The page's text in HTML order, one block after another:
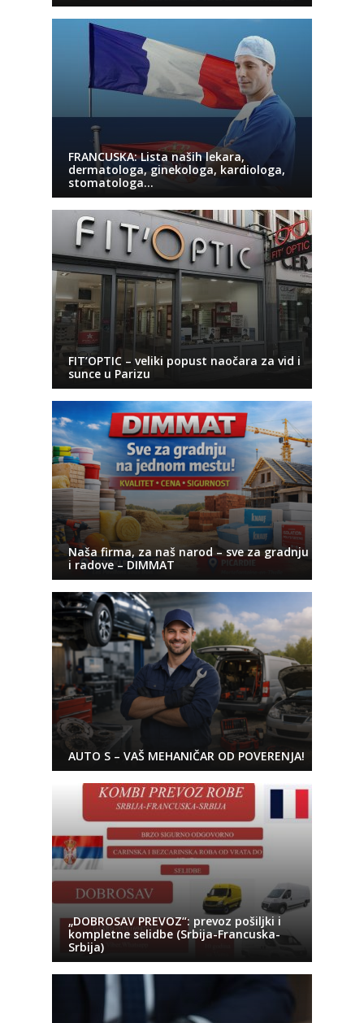
FRANCUSKA: Lista naših lekara,
dermatologa, ginekologa, kardiologa,
stomatologa…
FIT’OPTIC – veliki popust naočara za vid i
sunce u Parizu
Naša firma, za naš narod – sve za gradnju
i radove – DIMMAT
AUTO S – VAŠ MEHANIČAR OD POVERENJA!
„DOBROSAV PREVOZ“: prevoz pošiljki i
kompletne selidbe (Srbija-Francuska-
Srbija)